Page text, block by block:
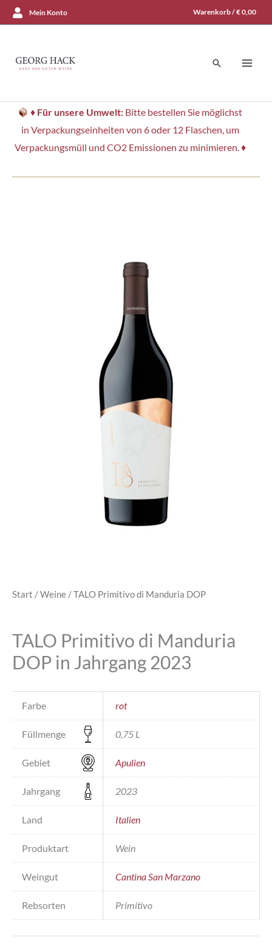
Zum
Inhalt
Mein Konto Warenkorb /€0,00
Suchen
♦ Für unsere Umwelt: Bitte bestellen Sie möglichst
in Verpackungseinheiten von 6 oder 12 Flaschen, um
Verpackungsmüll und CO2 Emissionen zu minimieren. ♦
Start /Weine / TALO Primitivo di Manduria DOP
TALO Primitivo di Manduria
DOP in Jahrgang 2023
Farbe rot
Füllmenge 0,75 L
Gebiet Apulien
Jahrgang 2023
Land Italien
Produktart Wein
Weingut Cantina San Marzano
Rebsorten Primitivo